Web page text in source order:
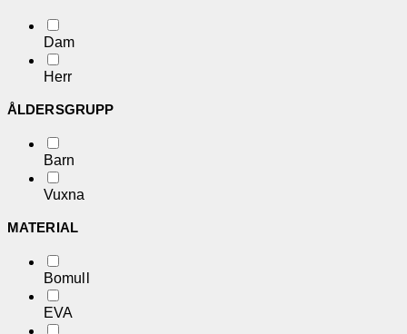
Dam
Herr
ÅLDERSGRUPP
Barn
Vuxna
MATERIAL
Bomull
EVA